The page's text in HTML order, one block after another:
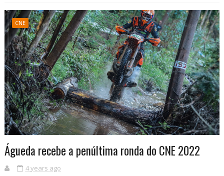
CNE
Águeda recebe a penúltima ronda do CNE 2022
4 years ago